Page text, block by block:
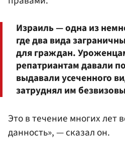
Израиль — одна из
где два вида
для граждан.
репатриантам давали
выдавали усеченного
затруднял им
Это в течение многих лет
данность», — сказал он.